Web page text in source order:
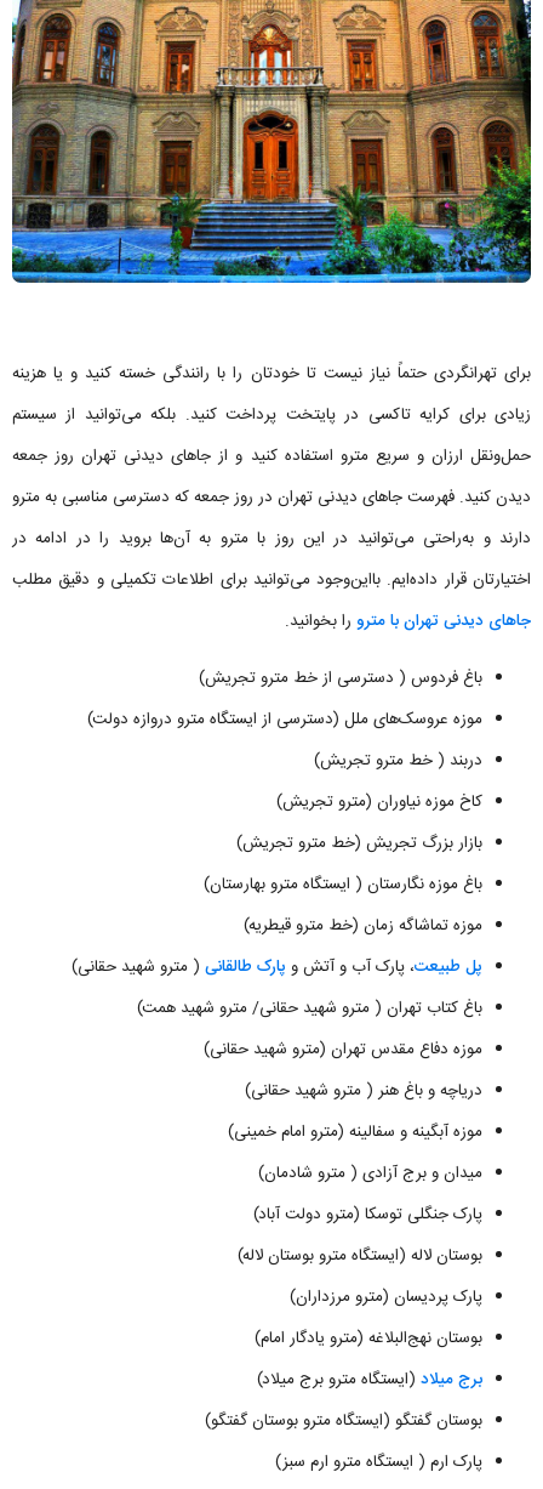
برای تهرانگردی حتماً نیاز نیست تا خودتان را با رانندگی خسته کنید و یا هزینه
زیادی برای کرایه تاکسی در پایتخت پرداخت کنید. بلکه می‌توانید از سیستم
حمل‌ونقل ارزان و سریع مترو استفاده کنید و از جاهای دیدنی تهران روز جمعه
دیدن کنید. فهرست جاهای دیدنی تهران در روز جمعه که دسترسی مناسبی به مترو
دارند و به‌راحتی می‌توانید در این روز با مترو به آن‌ها بروید را در ادامه در
اختیارتان قرار داده‌ایم. بااین‌وجود می‌توانید برای اطلاعات تکمیلی و دقیق مطلب
جاهای دیدنی تهران با مترو را بخوانید.
باغ فردوس ( دسترسی از خط مترو تجریش)
موزه عروسک‌های ملل (دسترسی از ایستگاه مترو دروازه دولت)
دربند ( خط مترو تجریش)
کاخ موزه نیاوران (مترو تجریش)
بازار بزرگ تجریش (خط مترو تجریش)
باغ موزه نگارستان ( ایستگاه مترو بهارستان)
موزه تماشاگه زمان (خط مترو قیطریه)
پل طبیعت، پارک آب و آتش و پارک طالقانی ( مترو شهید حقانی)
باغ کتاب تهران ( مترو شهید حقانی/ مترو شهید همت)
موزه دفاع مقدس تهران (مترو شهید حقانی)
دریاچه و باغ هنر ( مترو شهید حقانی)
موزه آبگینه و سفالینه (مترو امام خمینی)
میدان و برج آزادی ( مترو شادمان)
پارک جنگلی توسکا (مترو دولت آباد)
بوستان لاله (ایستگاه مترو بوستان لاله)
پارک پردیسان (مترو مرزداران)
بوستان نهج‌البلاغه (مترو یادگار امام)
برج میلاد (ایستگاه مترو برج میلاد)
بوستان گفتگو (ایستگاه مترو بوستان گفتگو)
پارک ارم ( ایستگاه مترو ارم سبز)